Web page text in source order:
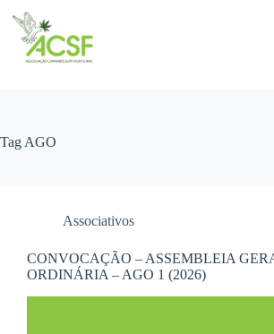
para
conteúdo
Tag AGO
Associativos
CONVOCAÇÃO – ASSEMBLEIA
ORDINÁRIA – AGO 1 (2026)